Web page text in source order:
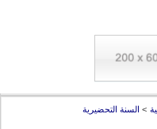
> السنة التحضيرية